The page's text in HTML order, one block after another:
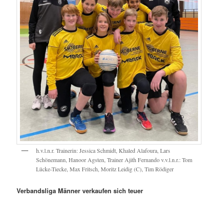
h.v.l.n.r. Trainerin: Jessica Schmidt, Khaled Alafoura, Lars
Schönemann, Hanoor Agsten, Trainer Ajith Fernando v.v.l.n.r.: Tom
Lücke-Tiecke, Max Fritsch, Moritz Leidig (C), Tim Rödiger
Verbandsliga Männer verkaufen sich teuer